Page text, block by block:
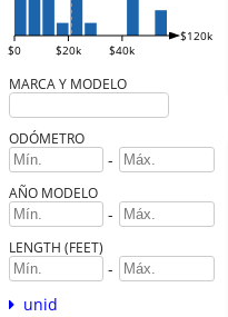
$0 $20k $40k
$120k
MARCA Y MODELO
ODÓMETRO
-
AÑO MODELO
-
LENGTH (FEET)
-
unid